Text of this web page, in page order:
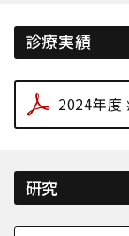
診療実績
2024年度
研究